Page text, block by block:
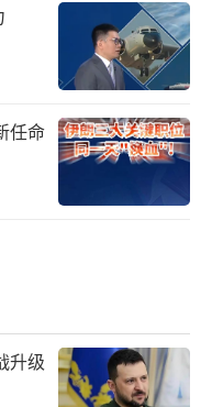
任命
升级